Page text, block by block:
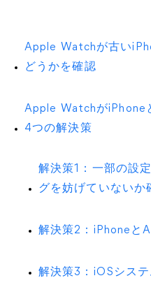
Apple Watchが古い
どうかを確認
Apple WatchがiPhone
4つの解決策
解決策1：一部の設
グを妨げていないか
解決策2：iPhoneと
解決策3：iOSシス